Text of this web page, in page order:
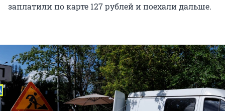
заплатили по карте 127 рублей и поехали дальше.